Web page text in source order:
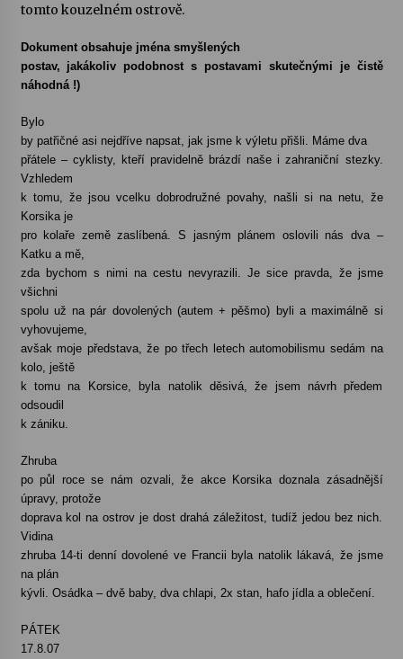
šedesátka: 28. 7.–1. 8. 2026
28. 7. 2026
28. 7. 2026
Votavžatský ploty
Letní koncerty ve Stromovce: Rufus Miller
Vysočinka
17. 7. 2026
Za kulturou kousek za Humpolec. V Želivě ožije
13. 7. 2026
Varhanní recitál Michala Novenka v Klášteře
tomto kouzelném ostrově.
Dokument obsahuje jména smyšlených
postav, jakákoliv podobnost s postavami skutečnými je čistě
náhodná !)
Bylo
by patřičné asi nejdříve napsat, jak jsme k výletu přišli. Máme dva
přátele – cyklisty, kteří pravidelně brázdí naše i zahraniční stezky.
Vzhledem
k tomu, že jsou vcelku dobrodružné povahy, našli si na netu, že
Korsika je
pro kolaře země zaslíbená. S jasným plánem oslovili nás dva –
Katku a mě,
zda bychom s nimi na cestu nevyrazili. Je sice pravda, že jsme
všichni
spolu už na pár dovolených (autem + pěšmo) byli a maximálně si
vyhovujeme,
avšak moje představa, že po třech letech automobilismu sedám na
kolo, ještě
k tomu na Korsice, byla natolik děsivá, že jsem návrh předem
odsoudil
k zániku.
Zhruba
po půl roce se nám ozvali, že akce Korsika doznala zásadnější
úpravy, protože
doprava kol na ostrov je dost drahá záležitost, tudíž jedou bez nich.
Vidina
zhruba 14-ti denní dovolené ve Francii byla natolik lákavá, že jsme
na plán
kývli. Osádka – dvě baby, dva chlapi, 2x stan, hafo jídla a oblečení.
PÁTEK
17.8.07